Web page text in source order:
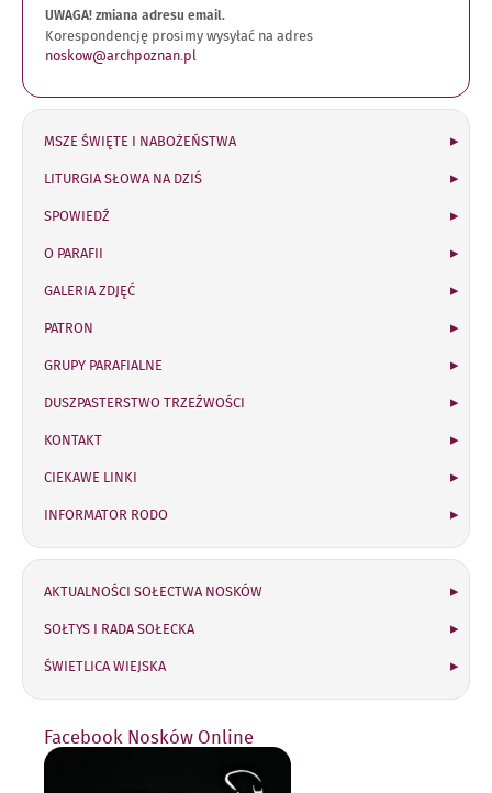
UWAGA! zmiana adresu email.
Korespondencję prosimy wysyłać na adres
noskow@archpoznan.pl
MSZE ŚWIĘTE I NABOŻEŃSTWA
LITURGIA SŁOWA NA DZIŚ
SPOWIEDŹ
O PARAFII
GALERIA ZDJĘĆ
PATRON
GRUPY PARAFIALNE
DUSZPASTERSTWO TRZEŹWOŚCI
KONTAKT
CIEKAWE LINKI
INFORMATOR RODO
Sołectwo Nosków
AKTUALNOŚCI SOŁECTWA NOSKÓW
SOŁTYS I RADA SOŁECKA
ŚWIETLICA WIEJSKA
Facebook Nosków Online